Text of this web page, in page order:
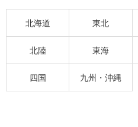
北海道 東北
北陸 東海
四国 九州・沖縄